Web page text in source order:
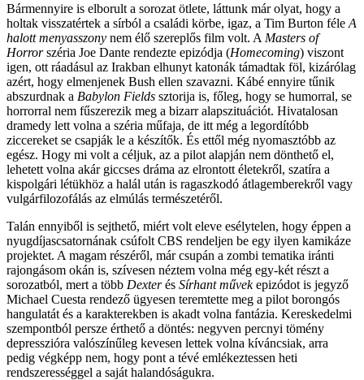
Bármennyire is elborult a sorozat ötlete, láttunk már olyat, hogy a
holtak visszatértek a sírból a családi körbe, igaz, a Tim Burton féle A
halott menyasszony nem élő szereplős film volt. A Masters of
Horrorszéria Joe Dante rendezte epizódja (Homecoming) viszont
igen, ott ráadásul az Irakban elhunyt katonák támadtak föl, kizárólag
azért, hogy elmenjenek Bush ellen szavazni. Kábé ennyire tűnik
abszurdnak a Babylon Fields sztorija is, főleg, hogy se humorral, se
horrorral nem fűszerezik meg a bizarr alapszituációt. Hivatalosan
dramedy lett volna a széria műfaja, de itt még a legordítóbb
ziccereket se csapják le a készítők. És ettől még nyomasztóbb az
egész. Hogy mi volt a céljuk, az a pilot alapján nem dönthető el,
lehetett volna akár giccses dráma az elrontott életekről, szatíra a
kispolgári létükhöz a halál után is ragaszkodó átlagemberekről vagy
vulgárfilozofálás az elmúlás természetéről.
Talán ennyiből is sejthető, miért volt eleve esélytelen, hogy éppen a
nyugdíjascsatornának csúfolt CBS rendeljen be egy ilyen kamikáze
projektet. A magam részéről, már csupán a zombi tematika iránti
rajongásom okán is, szívesen néztem volna még egy-két részt a
sorozatból, mert a több Dexterés Sírhant művekepizódot is jegyző
Michael Cuesta rendező ügyesen teremtette meg a pilot borongós
hangulatát és a karakterekben is akadt volna fantázia. Kereskedelmi
szempontból persze érthető a döntés: negyven percnyi tömény
depresszióra valószínűleg kevesen lettek volna kíváncsiak, arra
pedig végképp nem, hogy pont a tévé emlékeztessen heti
rendszerességgel a saját halandóságukra.